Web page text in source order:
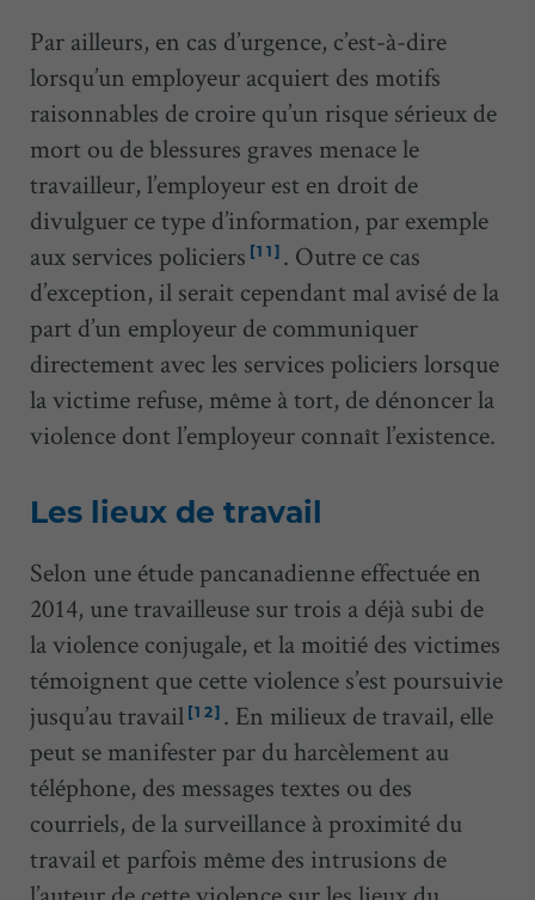
Par ailleurs, en cas d’urgence, c’est-à-dire
lorsqu’un employeur acquiert des motifs
raisonnables de croire qu’un risque sérieux de
mort ou de blessures graves menace le
travailleur, l’employeur est en droit de
divulguer ce type d’information, par exemple
aux services policiers [11] . Outre ce cas
d’exception, il serait cependant mal avisé de la
part d’un employeur de communiquer
directement avec les services policiers lorsque
la victime refuse, même à tort, de dénoncer la
violence dont l’employeur connaît l’existence.
Les lieux de travail
Selon une étude pancanadienne effectuée en
2014, une travailleuse sur trois a déjà subi de
la violence conjugale, et la moitié des victimes
témoignent que cette violence s’est poursuivie
jusqu’au travail [12] . En milieux de travail, elle
peut se manifester par du harcèlement au
téléphone, des messages textes ou des
courriels, de la surveillance à proximité du
travail et parfois même des intrusions de